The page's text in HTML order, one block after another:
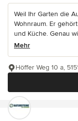
Weil Ihr Garten die
Wohnraum. Er
und Küche. Genau
Mehr
Höffer Weg 10 a,